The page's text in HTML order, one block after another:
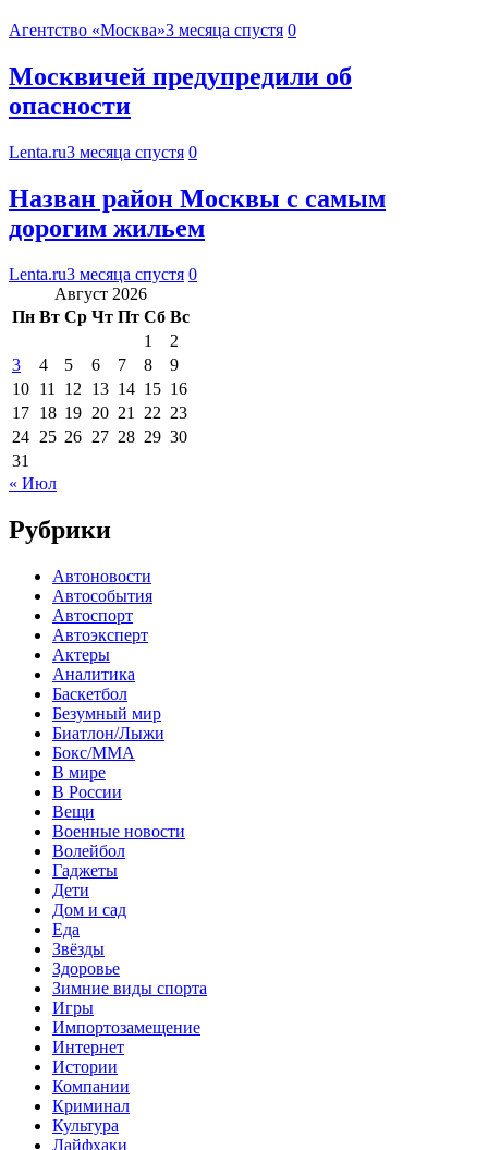
Агентство «Москва»3 месяца спустя 0
Москвичей предупредили об
опасности
Lenta.ru3 месяца спустя 0
Назван район Москвы с самым
дорогим жильем
Lenta.ru3 месяца спустя 0
Август 2026
Пн Вт Ср Чт Пт Сб Вс
1
2
3
4 5 6 7 8
9
10 11 12 13 14 15 16
17 18 19 20 21 22 23
24 25 26 27 28 29 30
31
« Июл
Рубрики
Автоновости
Автособытия
Автоспорт
Автоэксперт
Актеры
Аналитика
Баскетбол
Безумный мир
Биатлон/Лыжи
Бокс/MMA
В мире
В России
Вещи
Военные новости
Волейбол
Гаджеты
Дети
Дом и сад
Еда
Звёзды
Здоровье
Зимние виды спорта
Игры
Импортозамещение
Интернет
Истории
Компании
Криминал
Культура
Лайфхаки